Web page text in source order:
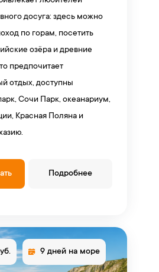
досуга: здесь можно
по горам, посетить
озёра и древние
предпочитает
отдых, доступны
Сочи Парк, океанариум,
Красная Поляна и
Подробнее
9 дней на море